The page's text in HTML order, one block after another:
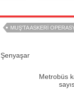
MUŞ'TA ASKERI
Metrobüs